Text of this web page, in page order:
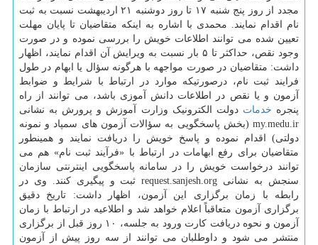
مجدد از روز پنج شنبه ۱۷ تا روز دوشنبه ۲۱ اردیبهشت نسبت به ثبت
نام اقدام نمایند. محمدی با اشاره به اینکه متقاضیان تا پایان مهلت
تعیین شده می توانند اطلاعات خویش را بررسی نموده و در صورت
وجود نقص، حداکثر تا ۵ بار نسبت به ویرایش آن اقدام نمایند، اظهار
داشت: متقاضیان در صورت مواجهه با هرگونه سؤال یا ابهام در طول
فرایند ثبت نام، درصورتیکه موارد در ارتباط با شرایط و ضوابط
آزمون و یا نقص در اطلاعات دانش آموزی باشد، می توانند از راه
پنجره خدمات دولت الکترونیک وزارت آموزش و پرورش به نشانی
my.medu.ir (بخش پاسخگویی به سؤالات آزمون های سمپاد و نمونه
دولتی) اقدام نموده و پاسخ خویش را دریافت نمایند و همینطور
متقاضیان برای رفع ابهامات در ارتباط با «فرآیند ثبت نام» هم می
توانند درخواست خویش را در سامانه پاسخگویی اینترنتی سازمان
سنجش به نشانی request.sanjesh.org ثبت و پیگیری کنند. وی در
رابطه با زمان برگزاری این آزمون، اظهار داشت: تاریخ دقیق
برگزاری آزمون متعاقباً اعلام خواهد شد و اطلاعیه در ارتباط با زمان
آزمون و نحوه دریافت کارت ورود به جلسه، ۱۰ روز قبل از برگزاری
منتشر می شود و داوطلبان می توانند از سه روز پیش از آزمون